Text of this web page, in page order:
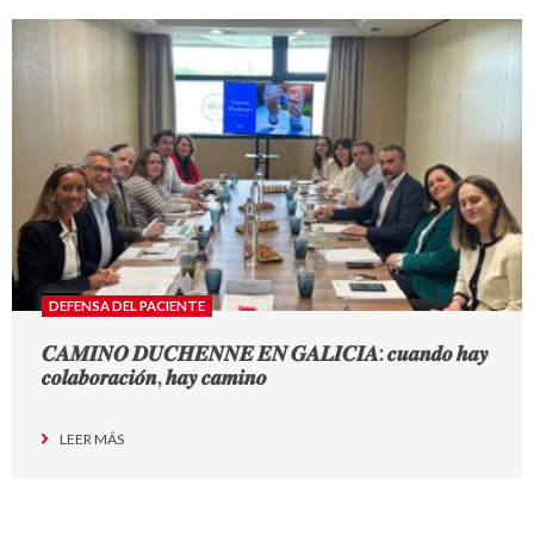
DEFENSA DEL PACIENTE
𝑪𝑨𝑴𝑰𝑵𝑶 𝑫𝑼𝑪𝑯𝑬𝑵𝑵𝑬 𝑬𝑵 𝑮𝑨𝑳𝑰𝑪𝑰𝑨: 𝒄𝒖𝒂𝒏𝒅𝒐 𝒉𝒂𝒚
𝒄𝒐𝒍𝒂𝒃𝒐𝒓𝒂𝒄𝒊𝒐́𝒏, 𝒉𝒂𝒚 𝒄𝒂𝒎𝒊𝒏𝒐
LEER MÁS